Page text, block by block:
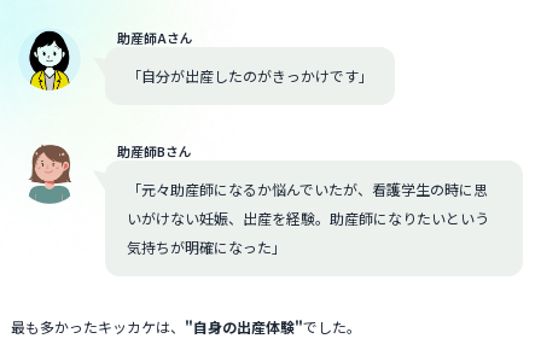
助産師Aさん
「自分が出産したのがきっかけです」
助産師Bさん
「元々助産師になるか悩んでいたが、看護学生の時に思
いがけない妊娠、出産を経験。助産師になりたいという
気持ちが明確になった」
最も多かったキッカケは、 "自身の出産体験"でした。